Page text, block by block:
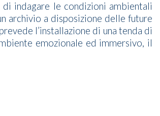
indagare le condizioni ambientali
archivio a disposizione delle future
l’installazione di una tenda di
emozionale ed immersivo, il